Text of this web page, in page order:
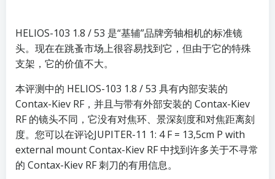
HELIOS-103 1.8 / 53 是“基辅”品牌旁轴相机的标准镜
头。现在在跳蚤市场上很容易找到它，但由于它的特殊
支架，它的价值不大。
本评测中的 HELIOS-103 1.8 / 53 具有内部安装的
Contax-Kiev RF，并且与带有外部安装的 Contax-Kiev
RF 的镜头不同，它没有对焦环、景深刻度和对焦距离刻
度。您可以在评论JUPITER-11 1: 4 F = 13,5cm P with
external mount Contax-Kiev RF 中找到许多关于不寻常
的 Contax-Kiev RF 刺刀的有用信息。